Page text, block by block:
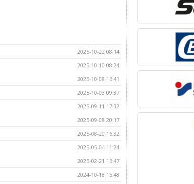
2025-10-22 08:14
2025-10-10 08:24
2025-10-08 16:41
2025-10-03 09:37
2025-09-11 17:32
2025-09-08 20:17
2025-08-20 16:32
2025-05-04 11:24
2025-02-21 16:47
2024-10-18 15:48